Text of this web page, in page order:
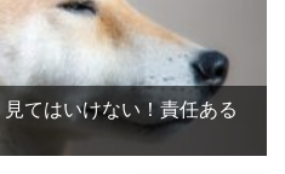
てはいけない！責任ある